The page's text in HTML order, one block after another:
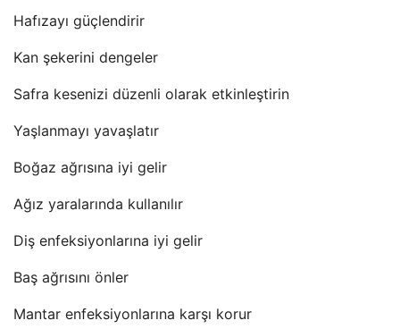
Hafızayı güçlendirir
Kan şekerini dengeler
Safra kesenizi düzenli olarak etkinleştirin
Yaşlanmayı yavaşlatır
Boğaz ağrısına iyi gelir
Ağız yaralarında kullanılır
Diş enfeksiyonlarına iyi gelir
Baş ağrısını önler
Mantar enfeksiyonlarına karşı korur